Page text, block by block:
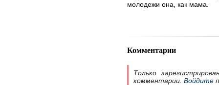
молодежи она, как мама.
Комментарии
Только
комментарии. Войдите